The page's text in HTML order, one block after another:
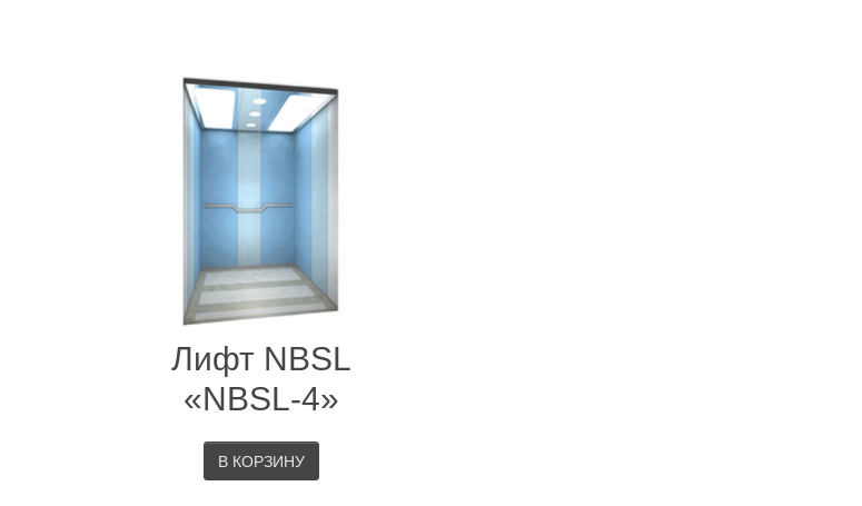
Лифт NBSL
«NBSL-4»
В КОРЗИНУ